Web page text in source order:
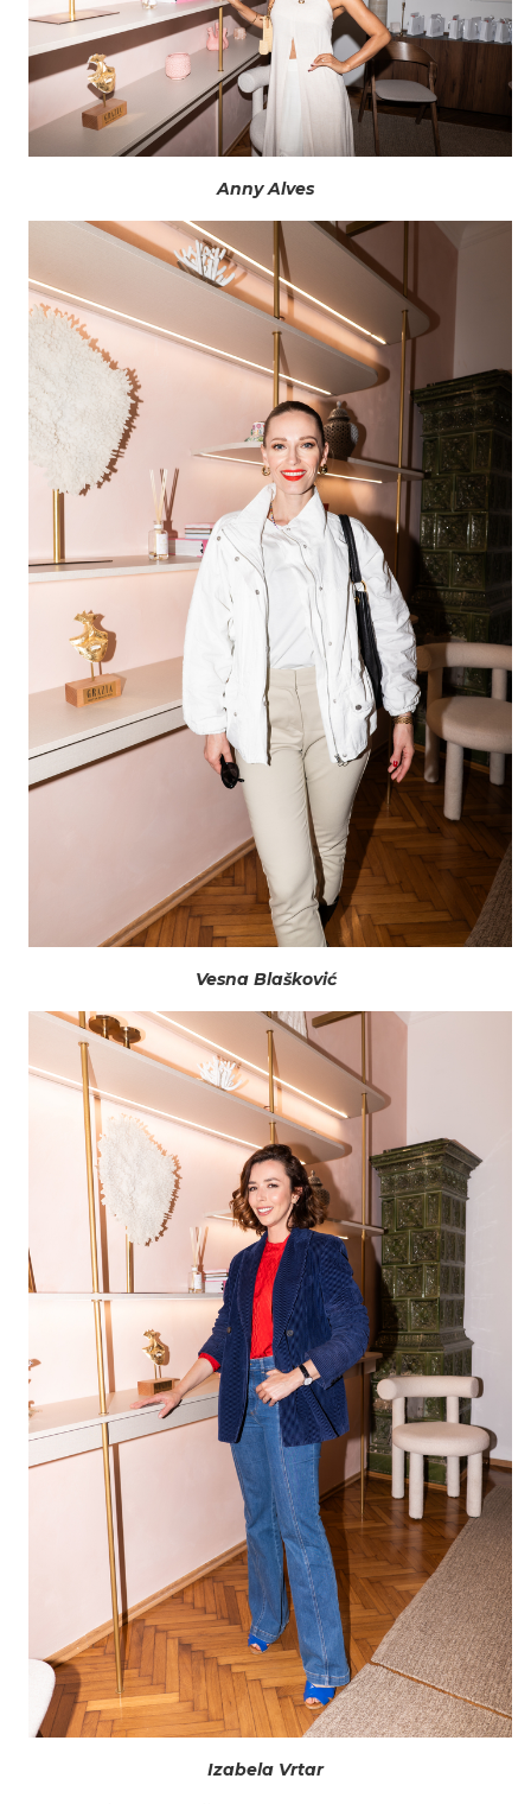
Anny Alves
Vesna Blašković
Izabela Vrtar